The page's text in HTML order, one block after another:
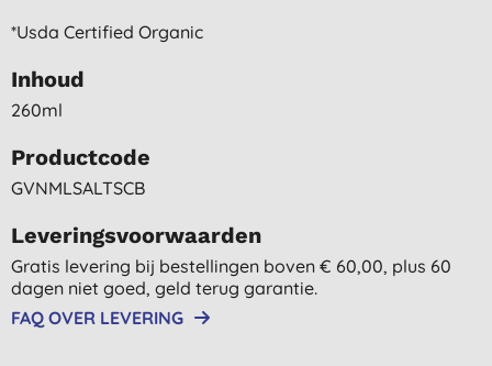
*usda Certified Organic
Inhoud
260ml
Productcode
GVNMLSALTSCB
Leveringsvoorwaarden
Gratis levering bij bestellingen boven € 60,00, plus 60
dagen niet goed, geld terug garantie.
FAQ OVER LEVERING